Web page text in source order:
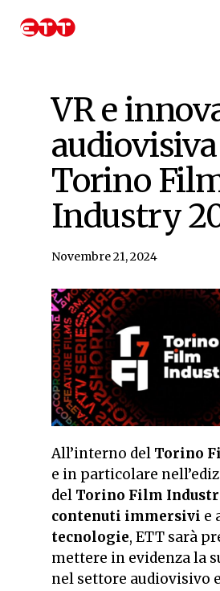
VR e
Torino
Industry
Novembre 21, 2024
All’interno del Torino
e in particolare
del Torino Film
contenuti immersivi e
tecnologie, ETT sarà
mettere in evidenza la
nel settore audiovisivo